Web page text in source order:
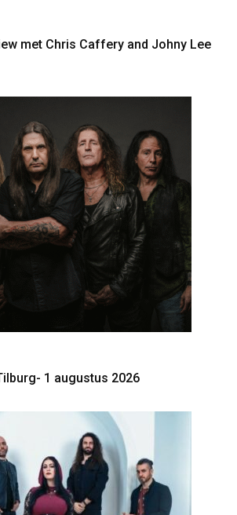
met Chris Caffery and Johny Lee
1 augustus 2026